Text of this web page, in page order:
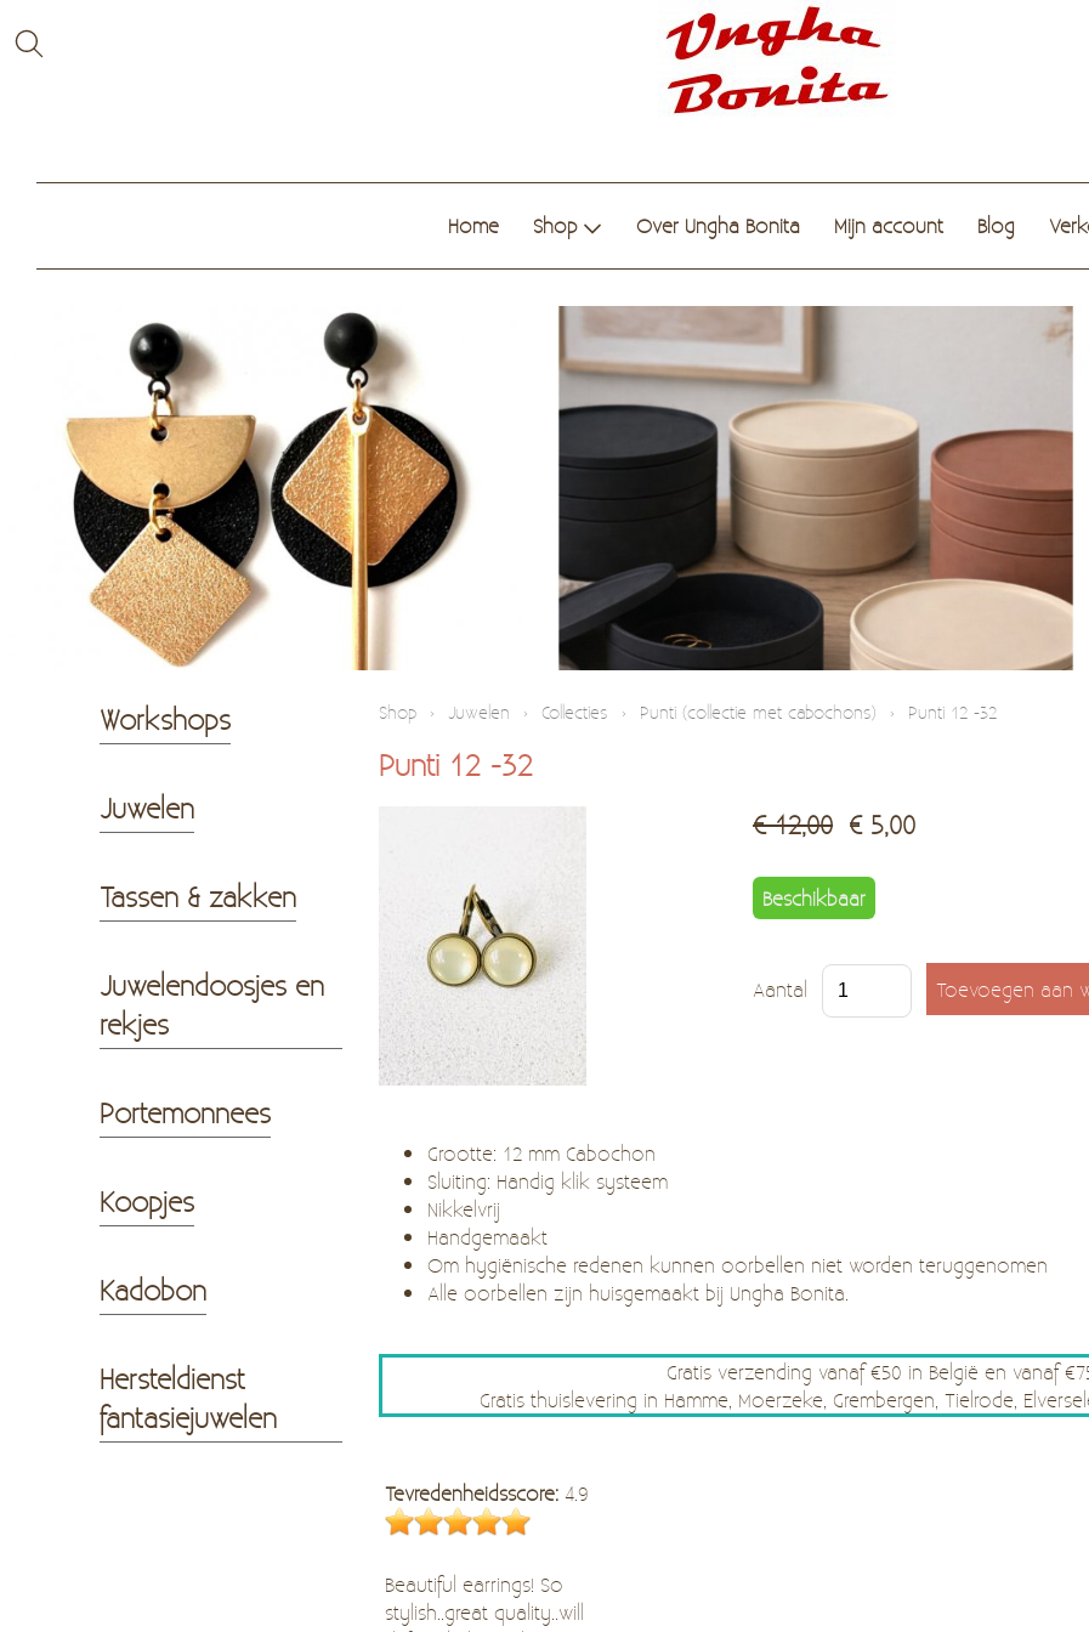
Home Shop Over Ungha Bonita Mijn account Blog
Workshops
Juwelen
Tassen & zakken
Juwelendoosjes en
rekjes
Portemonnees
Koopjes
Kadobon
Hersteldienst
fantasiejuwelen
Shop › Juwelen › Collecties › Punti (collectie met cabochons) › Punti 12 -32
Punti 12 -32
€ 12,00 € 5,00
Beschikbaar
Aantal
Grootte: 12 mm Cabochon
Sluiting: Handig klik systeem
Nikkelvrij
Handgemaakt
Om hygiënische redenen kunnen oorbellen niet worden teruggenomen
Alle oorbellen zijn huisgemaakt bij Ungha Bonita.
Gratis verzending vanaf €50 in België en vanaf
Gratis thuislevering in Hamme, Moerzeke, Grembergen, Tielrode,
Tevredenheidsscore: 4.9
Beautiful earrings! So
stylish..great quality..will